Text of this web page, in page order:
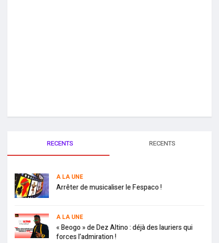
RECENTS RECENTS
A LA UNE
Arrêter de musicaliser le Fespaco !
A LA UNE
« Beogo » de Dez Altino : déjà des lauriers qui
forces l’admiration !